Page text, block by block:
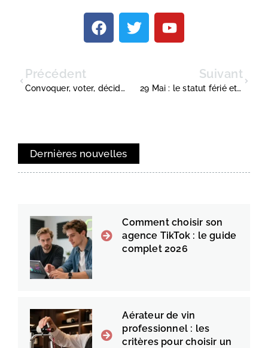
Précédent
Convoquer, voter, décider : le déroulement d’une assemblée générale
Suivant
29 Mai : le statut férié et les impacts sur la paie ?
Dernières nouvelles
Comment choisir son
agence TikTok : le guide
complet 2026
Aérateur de vin
professionnel : les
critères pour choisir un